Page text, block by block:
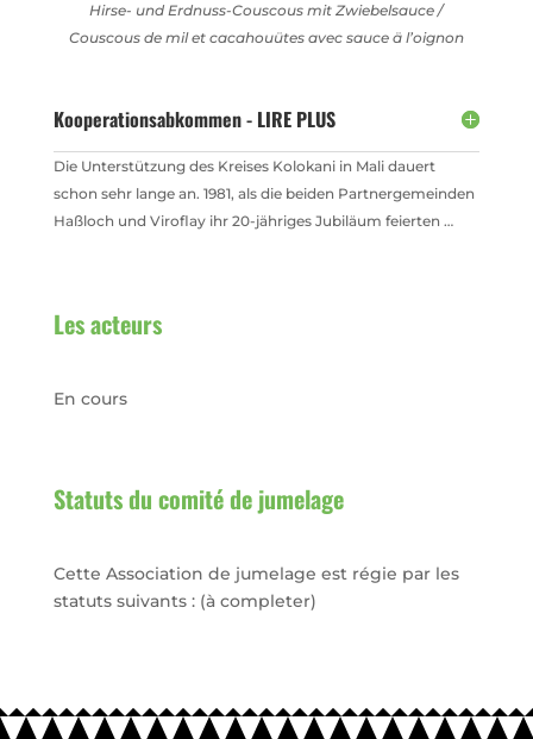
Hirse- und Erdnuss-Couscous mit Zwiebelsauce /
Couscous de mil et cacahouütes avec sauce ä l’oignon
Kooperationsabkommen - LIRE PLUS
Die Unterstützung des Kreises Kolokani in Mali dauert
schon sehr lange an. 1981, als die beiden Partnergemeinden
Haßloch und Viroflay ihr 20-jähriges Jubiläum feierten …
Les acteurs
En cours
Statuts du comité de jumelage
Cette Association de jumelage est régie par les
statuts suivants : (à completer)